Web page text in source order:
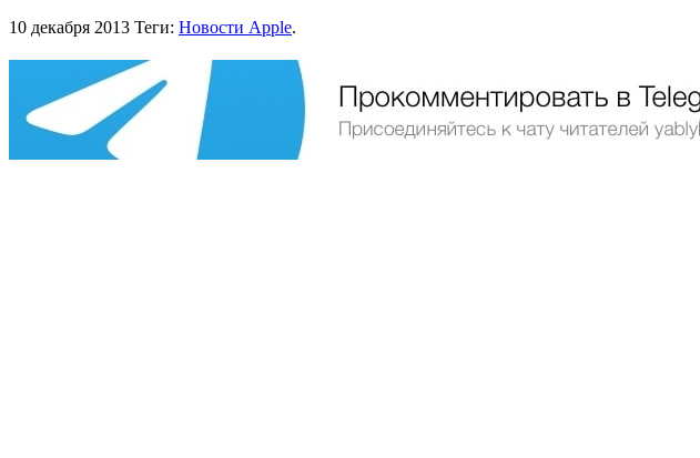
10 декабря 2013 Теги: Новости Apple.